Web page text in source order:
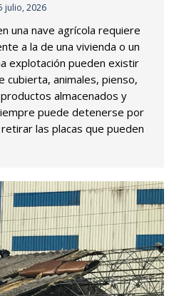
julio, 2026
una nave agrícola requiere
a la de una vivienda o un
explotación pueden existir
cubierta, animales, pienso,
almacenados y
puede detenerse por
las placas que pueden